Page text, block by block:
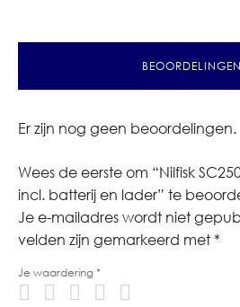
Er zijn nog geen beoordelingen.
Wees de eerste om “Nilfisk
incl. batterij en lader” te
Je e-mailadres wordt niet
velden zijn gemarkeerd met *
Je waardering*